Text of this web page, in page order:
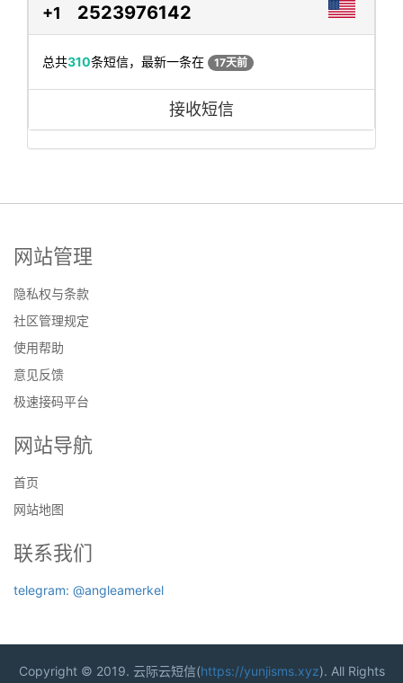
+1 2523976142
总共310条短信，最新一条在 17天前
接收短信
网站管理
隐私权与条款
社区管理规定
使用帮助
意见反馈
极速接码平台
网站导航
首页
网站地图
联系我们
telegram: @angleamerkel
Copyright © 2019. 云际云短信(https://yunjisms.xyz). All Rights